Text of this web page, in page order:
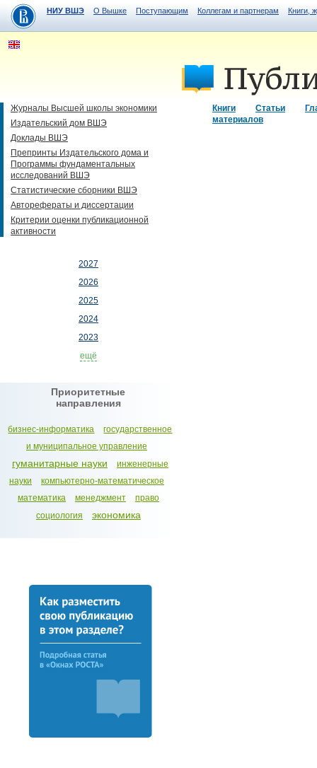
НИУ ВШЭ О Вышке Поступающим Коллегам и партнерам Книги,
Книги Статьи
материалов
Журналы Высшей школы экономики
Издательский дом ВШЭ
Доклады ВШЭ
Препринты Издательского дома и
Программы фундаментальных
исследований ВШЭ
Статистические сборники ВШЭ
Авторефераты и диссертации
Критерии оценки публикационной
активности
2027
2026
2025
2024
2023
ещё
Приоритетные
направления
бизнес-информатика
государственное
и муниципальное управление
гуманитарные науки
инженерные
науки
компьютерно-математическое
математика
менеджмент
право
социология
экономика